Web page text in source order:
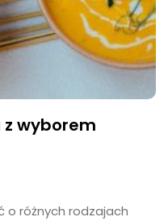
wyborem
o różnych rodzajach